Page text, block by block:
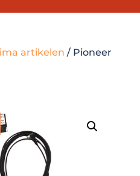
artikelen / Pioneer